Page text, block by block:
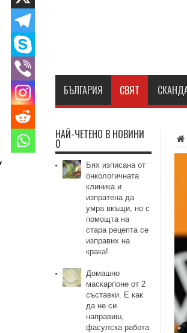
БЪЛГАРИЯ СВЯТ
НАЙ-ЧЕТЕНО В НОВИНИ
0
Бях изписана от
онкологичната
клиника и
изпратена да
умра вкъщи, но с
помощта на
стара рецепта се
изправих на
крака!
Домашно
маскарпоне от 2
съставки. Е как
да не си
направиш,
фасулска работа